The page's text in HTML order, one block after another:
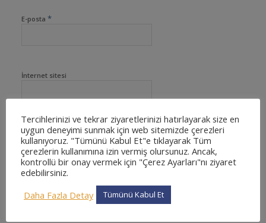
E-posta *
İnternet sitesi
Tercihlerinizi ve tekrar ziyaretlerinizi hatırlayarak size en
uygun deneyimi sunmak için web sitemizde çerezleri
kullanıyoruz. "Tümünü Kabul Et"e tıklayarak Tüm
çerezlerin kullanımına izin vermiş olursunuz. Ancak,
kontrollü bir onay vermek için "Çerez Ayarları"nı ziyaret
edebilirsiniz.
Daha Fazla Detay
Tümünü Kabul Et